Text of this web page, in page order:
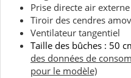
Prise directe air externe
Tiroir des cendres
Ventilateur tangentiel
Taille des bûches : 50
des données de
pour le modèle)